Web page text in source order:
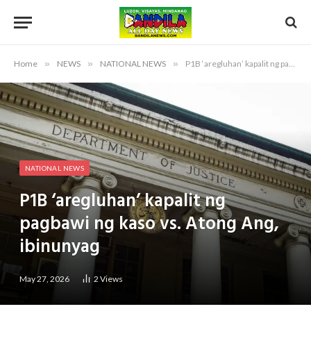
Home » NEWS » NATIONAL NEWS » P1B ‘aregluhan’ kapalit ng pagbawi ng kaso vs. Atong Ang, ibinunyag
NATIONAL NEWS
P1B ‘aregluhan’ kapalit ng
pagbawi ng kaso vs. Atong Ang,
ibinunyag
May 27, 2026 2 Views